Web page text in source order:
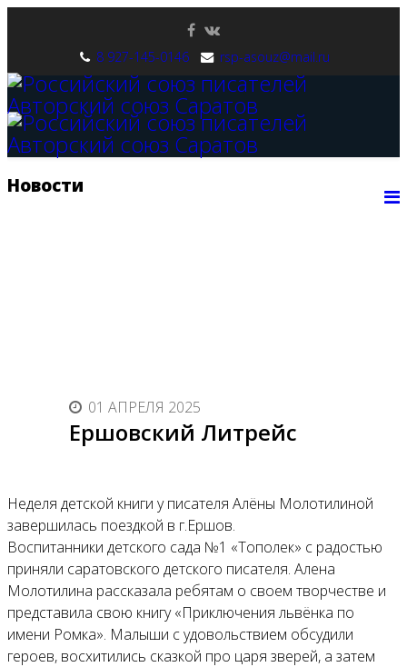
8 927-145-0146 rsp-asouz@mail.ru
Новости
01 АПРЕЛЯ 2025
Ершовский Литрейс
Неделя детской книги у писателя Алёны Молотилиной
завершилась поездкой в г.Ершов.
Воспитанники детского сада №1 «Тополек» с радостью
приняли саратовского детского писателя. Алена
Молотилина рассказала ребятам о своем творчестве и
представила свою книгу «Приключения львёнка по
имени Ромка». Малыши с удовольствием обсудили
героев, восхитились сказкой про царя зверей, а затем